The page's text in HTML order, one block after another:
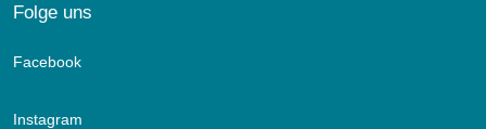
Folge uns
Facebook
Instagram